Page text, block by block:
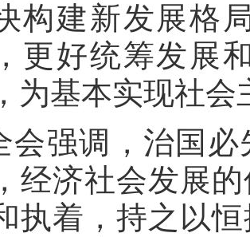
构建新发展格
更好统筹发展
为基本实现社会
会强调，治国
经济社会发展
执着，持之以